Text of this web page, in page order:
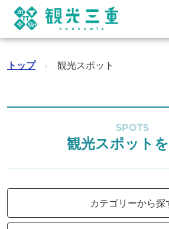
トップ › 観光スポット
SPOTS
観光スポット
カテゴリーから探